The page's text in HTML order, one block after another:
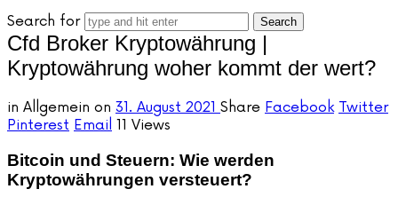
Search for
Cfd Broker Kryptowährung |
Kryptowährung woher kommt der wert?
in Allgemein on 31. August 2021 Share Facebook Twitter
Pinterest Email 11 Views
Bitcoin und Steuern: Wie werden
Kryptowährungen versteuert?